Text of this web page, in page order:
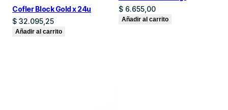
Cofler Block Gold x 24u
$ 32.095,25
Añadir al carrito
$6.655,00
Añadir al carrito